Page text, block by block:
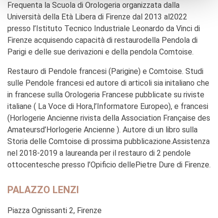
Frequenta la Scuola di Orologeria organizzata dalla
Università della Età Libera di Firenze dal 2013 al2022
presso l’Istituto Tecnico Industriale Leonardo da Vinci di
Firenze acquisendo capacità di restaurodella Pendola di
Parigi e delle sue derivazioni e della pendola Comtoise.
Restauro di Pendole francesi (Parigine) e Comtoise. Studi
sulle Pendole francesi ed autore di articoli sia initaliano che
in francese sulla Orologeria Francese pubblicate su riviste
italiane ( La Voce di Hora,l’Informatore Europeo), e francesi
(Horlogerie Ancienne rivista della Association Française des
Amateursd’Horlogerie Ancienne ). Autore di un libro sulla
Storia delle Comtoise di prossima pubblicazione.Assistenza
nel 2018-2019 a laureanda per il restauro di 2 pendole
ottocentesche presso l’Opificio dellePietre Dure di Firenze.
PALAZZO LENZI
Piazza Ognissanti 2, Firenze